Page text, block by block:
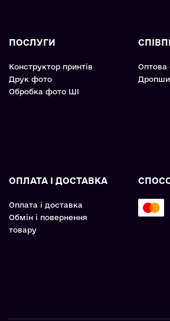
ПОСЛУГИ
Конструктор принтів
Друк фото
Обробка фото ШІ
Оптова
ОПЛАТА І ДОСТАВКА
Оплата і доставка
Обмін і повернення
товару